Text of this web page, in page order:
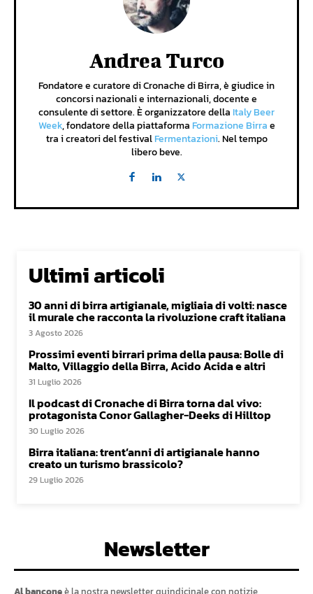
Andrea Turco
Fondatore e curatore di Cronache di Birra, è giudice in
concorsi nazionali e internazionali, docente e
consulente di settore. È organizzatore della Italy Beer
Week, fondatore della piattaforma Formazione Birrae
tra i creatori del festivalFermentazioni. Nel tempo
libero beve.
Ultimi articoli
30 anni di birra artigianale, migliaia di volti: nasce
il murale che racconta la rivoluzione craft italiana
3 Agosto 2026
Prossimi eventi birrari prima della pausa: Bolle di
Malto, Villaggio della Birra, Acido Acida e altri
31 Luglio 2026
Il podcast di Cronache di Birra torna dal vivo:
protagonista Conor Gallagher-Deeks di Hilltop
30 Luglio 2026
Birra italiana: trent’anni di artigianale hanno
creato un turismo brassicolo?
29 Luglio 2026
Newsletter